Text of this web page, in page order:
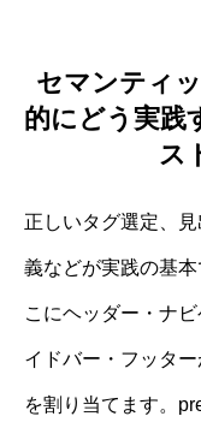
セマンティ
的にどう実践
ス
正しいタグ選定、
義などが実践の基
こにヘッダー・ナ
イドバー・フッタ
を割り当てます。